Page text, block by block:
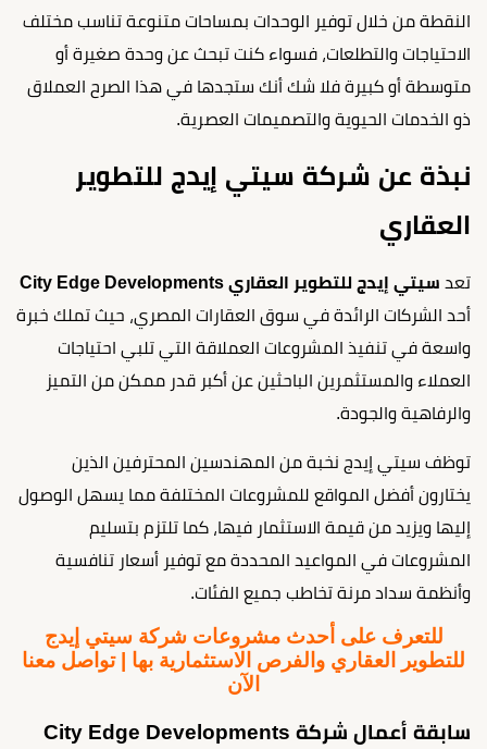
النقطة من خلال توفير الوحدات بمساحات متنوعة تناسب مختلف
الاحتياجات والتطلعات، فسواء كنت تبحث عن وحدة صغيرة أو
متوسطة أو كبيرة فلا شك أنك ستجدها في هذا الصرح العملاق
ذو الخدمات الحيوية والتصميمات العصرية.
نبذة عن شركة سيتي إيدج للتطوير
العقاري
تعد سيتي إيدج للتطوير العقاري City Edge Developments
أحد الشركات الرائدة في سوق العقارات المصري، حيث تملك خبرة
واسعة في تنفيذ المشروعات العملاقة التي تلبي احتياجات
العملاء والمستثمرين الباحثين عن أكبر قدر ممكن من التميز
والرفاهية والجودة.
توظف سيتي إيدج نخبة من المهندسين المحترفين الذين
يختارون أفضل المواقع للمشروعات المختلفة مما يسهل الوصول
إليها ويزيد من قيمة الاستثمار فيها، كما تلتزم بتسليم
المشروعات في المواعيد المحددة مع توفير أسعار تنافسية
وأنظمة سداد مرنة تخاطب جميع الفئات.
للتعرف على أحدث مشروعات شركة سيتي إيدج
للتطوير العقاري والفرص الاستثمارية بها | تواصل معنا
الآن
سابقة أعمال شركة City Edge Developments